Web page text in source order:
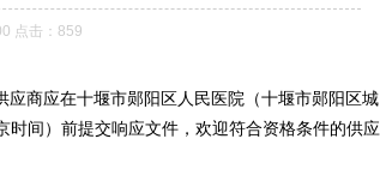
点击： 859
商应在十堰市郧阳区人民医院（十堰市郧阳区城
间）前提交响应文件，欢迎符合资格条件的供应